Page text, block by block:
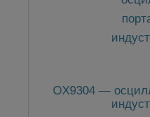
OX9304 —